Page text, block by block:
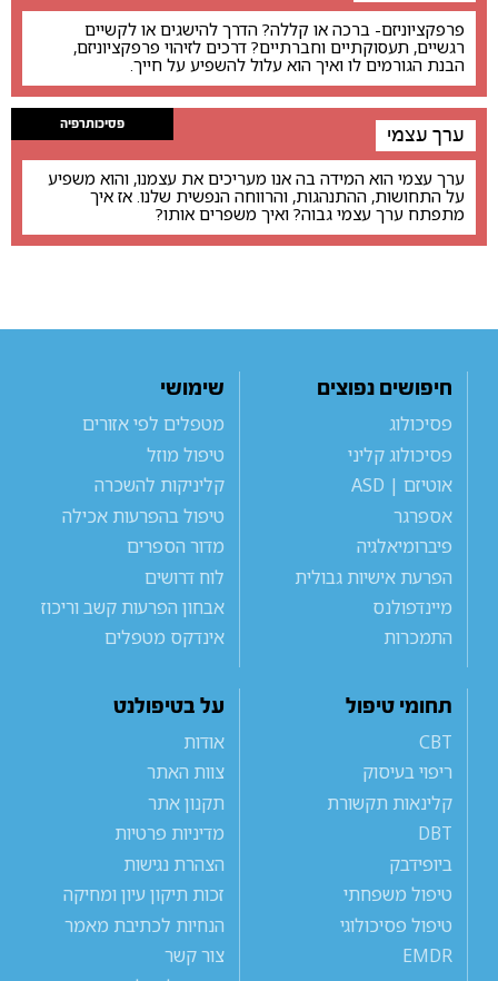
פרפקציוניזם- ברכה או קללה? הדרך להישגים או לקשיים
רגשיים, תעסוקתיים וחברתיים? דרכים לזיהוי פרפקציוניזם,
הבנת הגורמים לו ואיך הוא עלול להשפיע על חייך.
פסיכותרפיה ערך עצמי
ערך עצמי הוא המידה בה אנו מעריכים את עצמנו, והוא משפיע
על התחושות, ההתנהגות, והרווחה הנפשית שלנו. אז איך
מתפתח ערך עצמי גבוה? ואיך משפרים אותו?
חיפושים נפוצים
פסיכולוג
פסיכולוג קליני
אוטיזם | ASD
אספרגר
פיברומיאלגיה
הפרעת אישיות גבולית
מיינדפולנס
התמכרות
שימושי
מטפלים לפי אזורים
טיפול מוזל
קליניקות להשכרה
טיפול בהפרעות אכילה
מדור הספרים
לוח דרושים
אבחון הפרעות קשב וריכוז
אינדקס מטפלים
תחומי טיפול
CBT
ריפוי בעיסוק
קלינאות תקשורת
DBT
ביופידבק
טיפול משפחתי
טיפול פסיכולוגי
EMDR
על בטיפולנט
אודות
צוות האתר
תקנון אתר
מדיניות פרטיות
הצהרת נגישות
זכות תיקון עיון ומחיקה
הנחיות לכתיבת מאמר
צור קשר